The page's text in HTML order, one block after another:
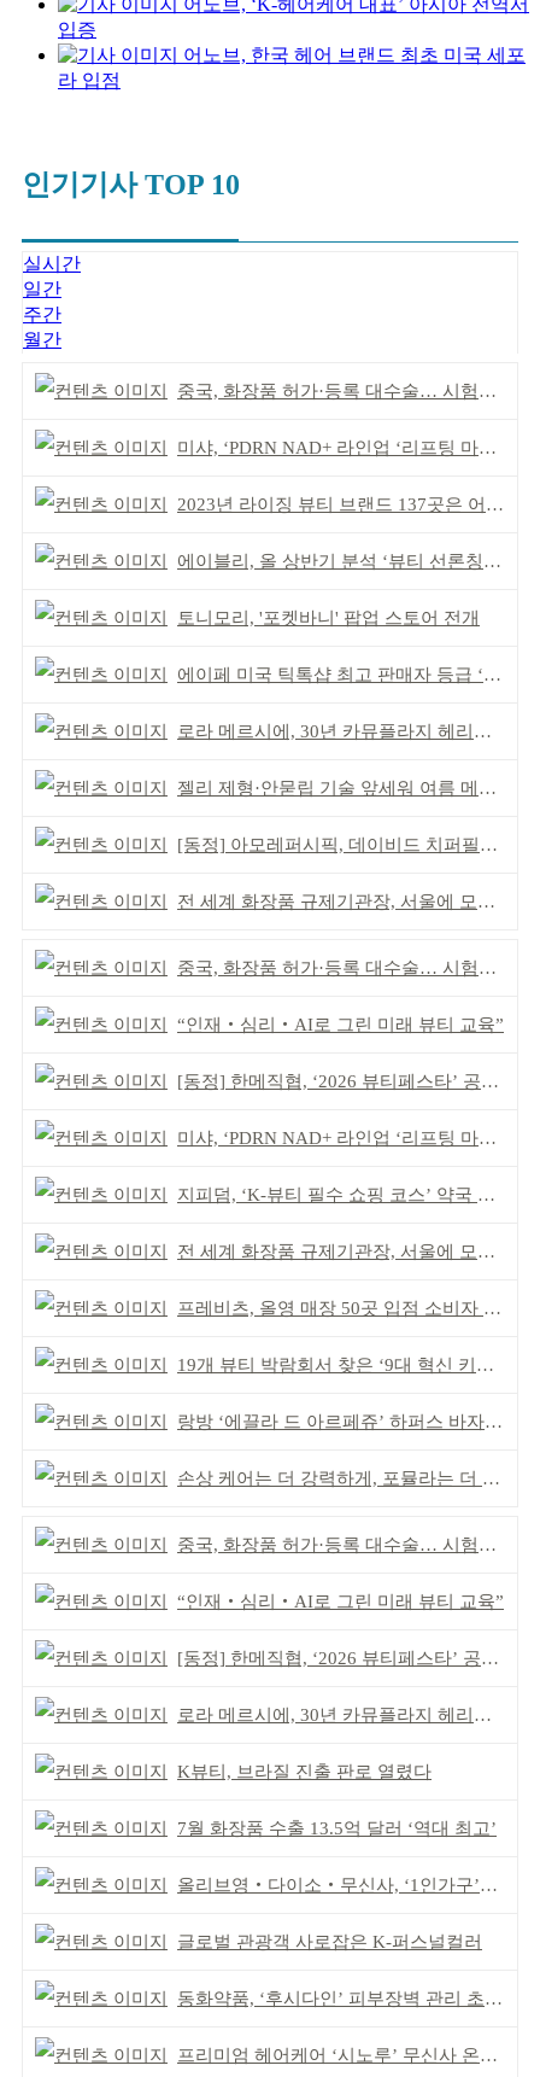
어노브, ‘K-헤어케어 대표’ 아시아 전역서
입증
어노브, 한국 헤어 브랜드 최초 미국 세포
라 입점
인기기사 TOP 10
실시간
일간
주간
월간
중국, 화장품 허가·등록 대수술… 시험자료 공용 허용
미샤, ‘PDRN NAD+ 라인업 ‘리프팅 마스크’ 출시
2023년 라이징 뷰티 브랜드 137곳은 어디?
에이블리, 올 상반기 분석 ‘뷰티 선론칭 거점’ 안착
토니모리, '포켓바니' 팝업 스토어 전개
에이페 미국 틱톡샵 최고 판매자 등급 ‘Tier 5’ 달성
로라 메르시에, 30년 카뮤플라지 헤리티지 담아
젤리 제형·안묻립 기술 앞세워 여름 메이크업 시장 공략
[동정] 아모레퍼시픽, 데이비드 치퍼필드 초청 강연
전 세계 화장품 규제기관장, 서울에 모인다
중국, 화장품 허가·등록 대수술… 시험자료 공용 허용
“인재‧심리‧AI로 그린 미래 뷰티 교육”
[동정] 한메직협, ‘2026 뷰티페스타’ 공동 주최
미샤, ‘PDRN NAD+ 라인업 ‘리프팅 마스크’ 출시
지피덤, ‘K-뷰티 필수 쇼핑 코스’ 약국 공략
전 세계 화장품 규제기관장, 서울에 모인다
프레비츠, 올영 매장 50곳 입점 소비자 접점 강화
19개 뷰티 박람회서 찾은 ‘9대 혁신 키워드’
랑방 ‘에끌라 드 아르페쥬’ 하퍼스 바자 화보 공개
손상 케어는 더 강력하게, 포뮬라는 더 산뜻하게!
중국, 화장품 허가·등록 대수술… 시험자료 공용 허용
“인재‧심리‧AI로 그린 미래 뷰티 교육”
[동정] 한메직협, ‘2026 뷰티페스타’ 공동 주최
로라 메르시에, 30년 카뮤플라지 헤리티지 담아
K뷰티, 브라질 진출 판로 열렸다
7월 화장품 수출 13.5억 달러 ‘역대 최고’
올리브영‧다이소‧무신사, ‘1인가구’가 이끈다
글로벌 관광객 사로잡은 K-퍼스널컬러
동화약품, ‘후시다인’ 피부장벽 관리 초점 ‘리브랜딩’
프리미엄 헤어케어 ‘시노루’ 무신사 온라인 입점